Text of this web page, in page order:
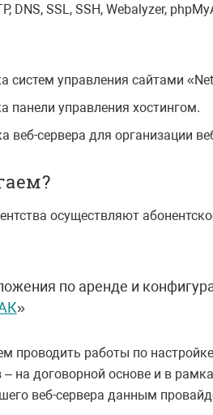
DNS, SSL, SSH, Webalyzer,
систем управления сайтами
панели управления хостингом.
веб-сервера для организации
осуществляют
по аренде и
»
проводить работы по
на договорной основе и в
веб-сервера данным